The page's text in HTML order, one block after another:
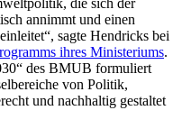
annimmt und einen
sagte Hendricks bei
ihres Ministeriums.
des BMUB formuliert
von Politik,
und nachhaltig gestaltet